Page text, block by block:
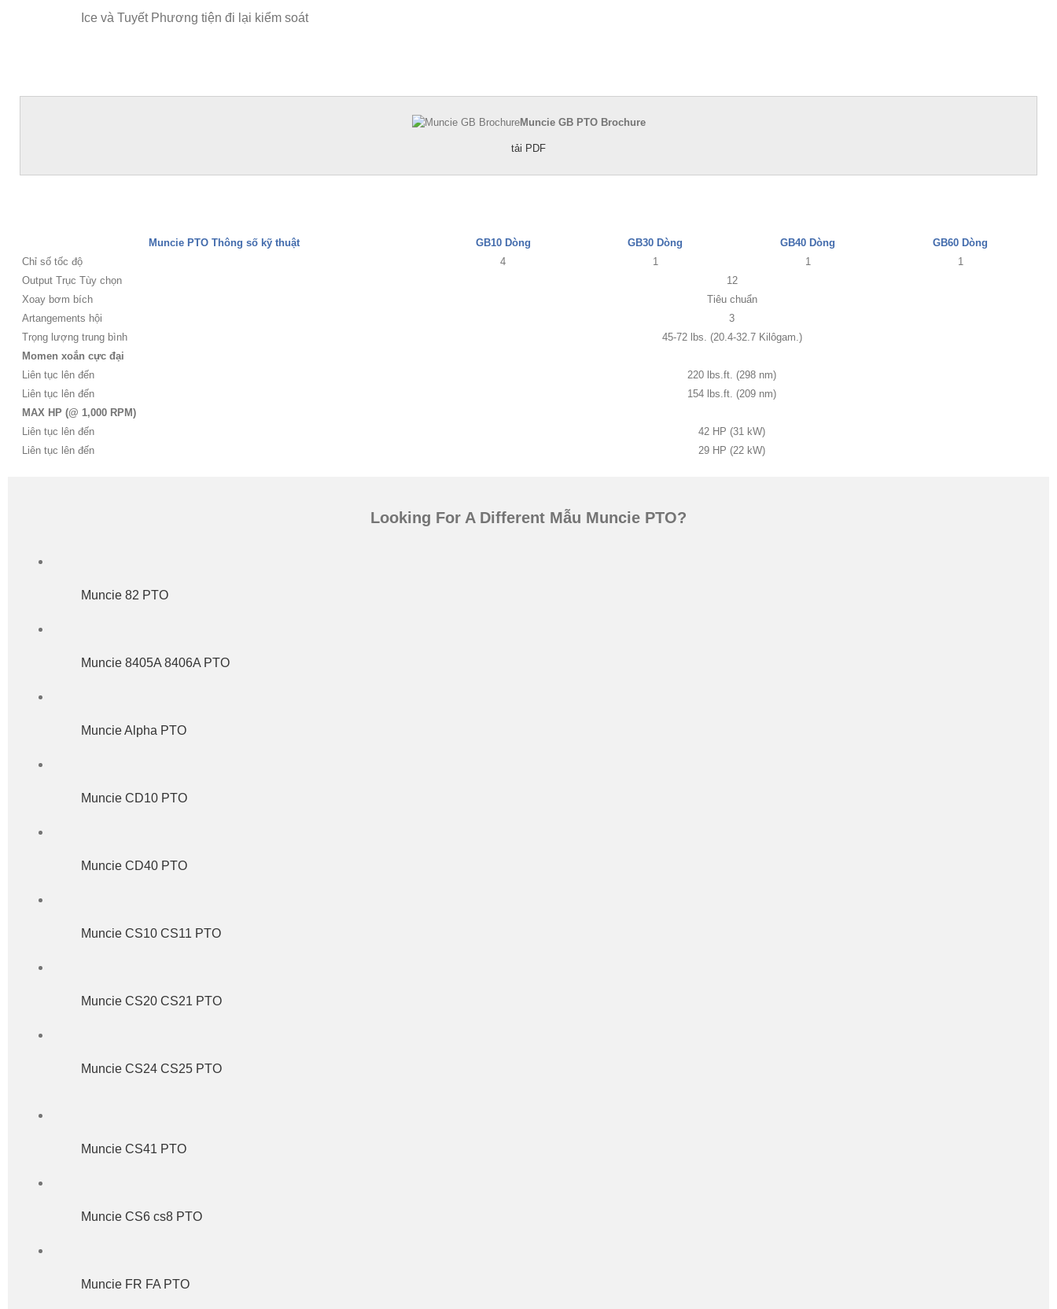
Ice và Tuyết Phương tiện đi lại kiểm soát
Muncie GB PTO Brochure
tải PDF
Muncie PTO Thông số kỹ thuật GB10 Dòng GB30 Dòng GB40 Dòng
GB60 Dòng
Chỉ số tốc độ
4 1 1
1
Output Trục Tùy chọn
12
Xoay bơm bích
Tiêu chuẩn
Artangements hội
3
Trọng lượng trung bình
45-72 lbs. (20.4-32.7 Kilôgam.)
Momen xoắn cực đại
Liên tục lên đến
220 lbs.ft. (298 nm)
Liên tục lên đến
154 lbs.ft. (209 nm)
MAX HP (@ 1,000 RPM)
Liên tục lên đến
42 HP (31 kW)
Liên tục lên đến
29 HP (22 kW)
Looking For A Different Mẫu Muncie PTO?
Muncie 82 PTO
Muncie 8405A 8406A PTO
Muncie Alpha PTO
Muncie CD10 PTO
Muncie CD40 PTO
Muncie CS10 CS11 PTO
Muncie CS20 CS21 PTO
Muncie CS24 CS25 PTO
Muncie CS41 PTO
Muncie CS6 cs8 PTO
Muncie FR FA PTO